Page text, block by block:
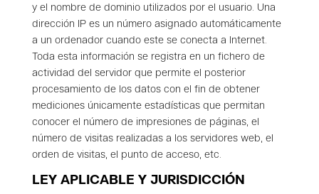
y el nombre de dominio utilizados por el usuario. Una
dirección IP es un número asignado automáticamente
a un ordenador cuando este se conecta a Internet.
Toda esta información se registra en un fichero de
actividad del servidor que permite el posterior
procesamiento de los datos con el fin de obtener
mediciones únicamente estadísticas que permitan
conocer el número de impresiones de páginas, el
número de visitas realizadas a los servidores web, el
orden de visitas, el punto de acceso, etc.
LEY APLICABLE Y JURISDICCIÓN